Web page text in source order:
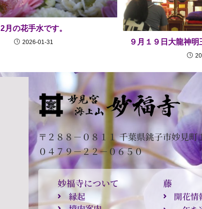
2月の花手水です。
2026-01-31 ９月１９日大龍神明
〒２８８－０８１１ 千葉県銚子市妙見町
０４７９－２２－０６５０
妙福寺について
縁起
藤
開花情